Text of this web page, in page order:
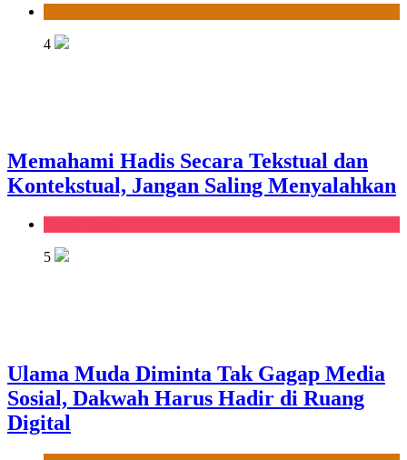
4
Memahami Hadis Secara Tekstual dan
Kontekstual, Jangan Saling Menyalahkan
5
Ulama Muda Diminta Tak Gagap Media
Sosial, Dakwah Harus Hadir di Ruang
Digital